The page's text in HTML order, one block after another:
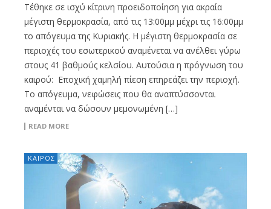
Τέθηκε σε ισχύ κίτρινη προειδοποίηση για ακραία
μέγιστη θερμοκρασία, από τις 13:00μμ μέχρι τις 16:00μμ
το απόγευμα της Κυριακής. Η μέγιστη θερμοκρασία σε
περιοχές του εσωτερικού αναμένεται να ανέλθει γύρω
στους 41 βαθμούς κελσίου. Αυτούσια η πρόγνωση του
καιρού: Εποχική χαμηλή πίεση επηρεάζει την περιοχή.
Το απόγευμα, νεφώσεις που θα αναπτύσσονται
αναμένται να δώσουν μεμονωμένη […]
READ MORE
ΚΑΙΡΟΣ